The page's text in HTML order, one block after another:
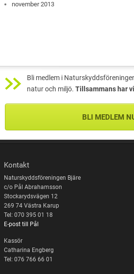
november 2013
Bli medlem i
natur och miljö. Tillsammans har
BLI MEDLEM
Kontakt
Naturskyddsföreningen Bjäre
c/o Pål Abrahamsson
Stockarydsvägen 12
269 74 Västra Karup
Tel: 070 395 01 18
E-post till Pål
Kassör
Catharina Engberg
Tel: 076 766 66 01